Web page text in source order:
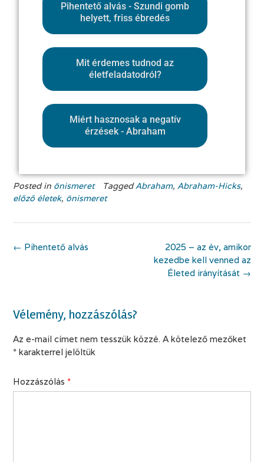
Pihentető alvás - Szundi gomb
helyett, friss ébredés
Mit érdemes tudnod az
életfeladatodról?
Miért hasznosak a negatív
érzések - Abraham
Posted in önismeret TaggedAbraham, Abraham-Hicks,
előző életek, önismeret
2025 – az év, amikor
kezedbe kell venned az
Életed irányítását →
← Pihentető alvás
Vélemény, hozzászólás?
Az e-mail címet nem tesszük közzé. A kötelező mezőket
* karakterrel jelöltük
Hozzászólás *